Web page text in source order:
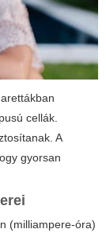
cellák.
A
gyorsan
(milliampere-óra)